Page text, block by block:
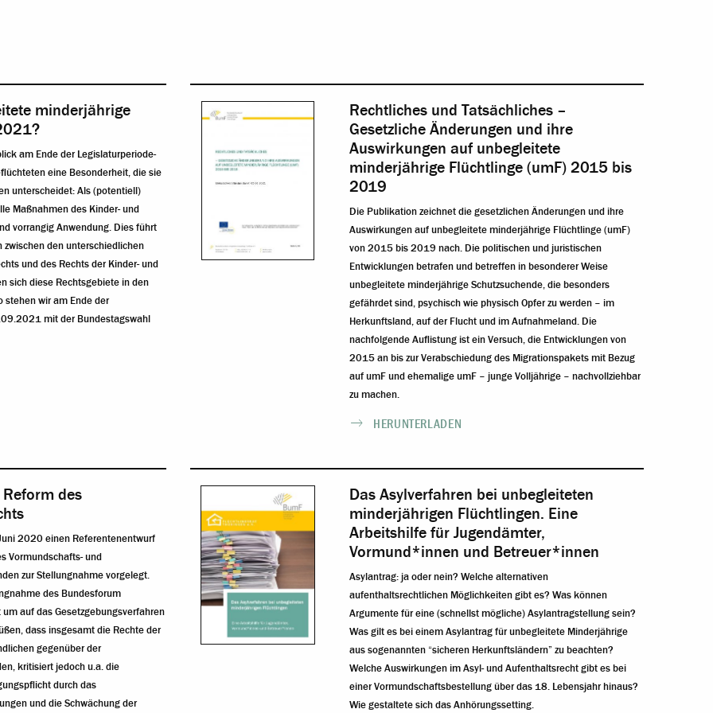
minderjährige
am Ende der Legislaturperiode-
eine Besonderheit, die sie
unterscheidet: Als (potentiell)
Maßnahmen des Kinder- und
vorrangig Anwendung. Dies führt
zwischen den unterschiedlichen
und des Rechts der Kinder- und
sich diese Rechtsgebiete in den
stehen wir am Ende der
mit der Bundestagswahl
Rechtliches und Tatsächliches –
Gesetzliche Änderungen und ihre
Auswirkungen auf unbegleitete
minderjährige Flüchtlinge (umF) 2015 bis
2019
Die Publikation zeichnet die gesetzlichen Änderungen und ihre
Auswirkungen auf unbegleitete minderjährige Flüchtlinge (umF)
von 2015 bis 2019 nach. Die politischen und juristischen
Entwicklungen betrafen und betreffen in besonderer Weise
unbegleitete minderjährige Schutzsuchende, die besonders
gefährdet sind, psychisch wie physisch Opfer zu werden – im
Herkunftsland, auf der Flucht und im Aufnahmeland. Die
nachfolgende Auflistung ist ein Versuch, die Entwicklungen von
2015 an bis zur Verabschiedung des Migrationspakets mit Bezug
auf umF und ehemalige umF – junge Volljährige – nachvollziehbar
zu machen.
HERUNTERLADEN
des
2020 einen Referentenentwurf
Vormundschafts- und
zur Stellungnahme vorgelegt.
des Bundesforum
auf das Gesetzgebungsverfahren
dass insgesamt die Rechte der
gegenüber der
kritisiert jedoch u.a. die
durch das
und die Schwächung der
Das Asylverfahren bei unbegleiteten
minderjährigen Flüchtlingen. Eine
Arbeitshilfe für Jugendämter,
Vormund*innen und Betreuer*innen
Asylantrag: ja oder nein? Welche alternativen
aufenthaltsrechtlichen Möglichkeiten gibt es? Was können
Argumente für eine (schnellst mögliche) Asylantragstellung sein?
Was gilt es bei einem Asylantrag für unbegleitete Minderjährige
aus sogenannten “sicheren Herkunftsländern” zu beachten?
Welche Auswirkungen im Asyl- und Aufenthaltsrecht gibt es bei
einer Vormundschaftsbestellung über das 18. Lebensjahr hinaus?
Wie gestaltete sich das Anhörungssetting.